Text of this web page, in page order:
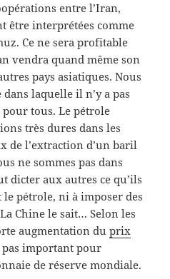
entre l’Iran,
être interprétées comme
Ce ne sera profitable
vendra quand même son
pays asiatiques. Nous
laquelle il n’y a pas
tous. Le pétrole
très dures dans les
de l’extraction d’un baril
ne sommes pas dans
dicter aux autres ce qu’ils
pétrole, ni à imposer des
Chine le sait… Selon les
augmentation duprix
important pour
de réserve mondiale.